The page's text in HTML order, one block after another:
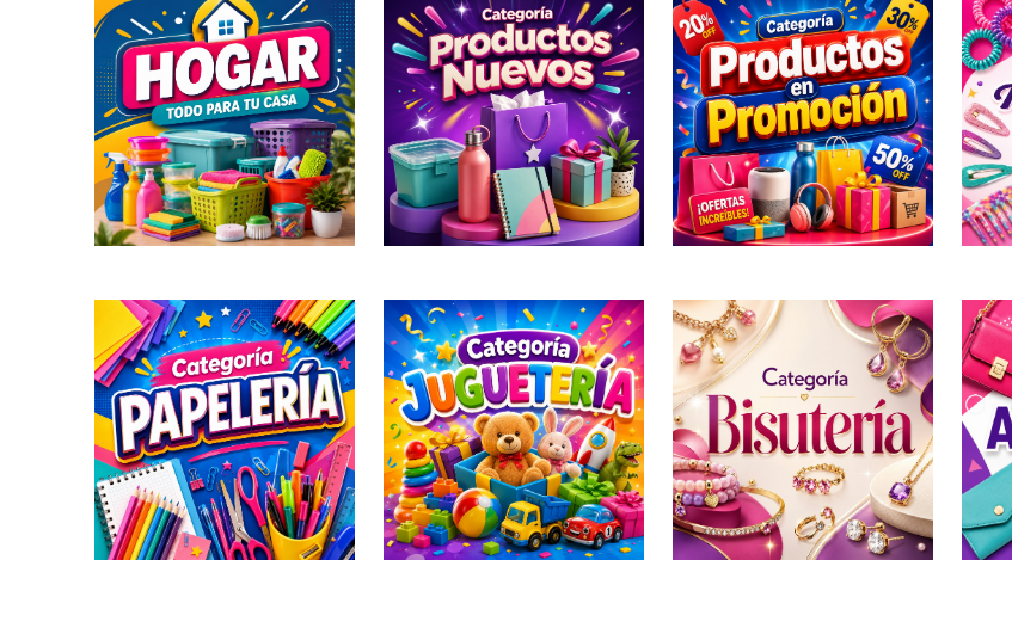
Ir al carrito Seguir comprando